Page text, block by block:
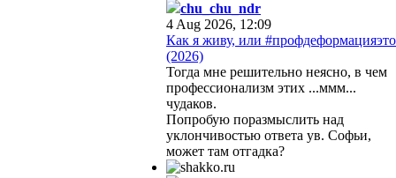
chu_chu_ndr
4 Aug 2026, 12:09
Как я живу, или #профдеформацияэто
(2026)
Тогда мне решительно неясно, в чем
профессионализм этих ...ммм...
чудаков.
Попробую поразмыслить над
уклончивостью ответа ув. Софьи,
может там отгадка?